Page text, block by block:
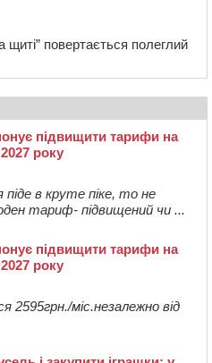
щиті” повертається полеглий
підвищити тарифи на
року
піде в круте піке, то не
тариф- підвищений чи ...
підвищити тарифи на
року
2595грн./міс.незалежно від